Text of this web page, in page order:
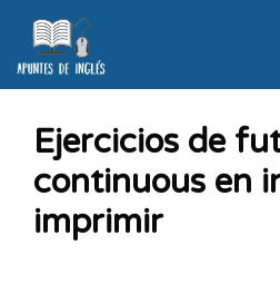
Ejercicios de
continuous en
imprimir